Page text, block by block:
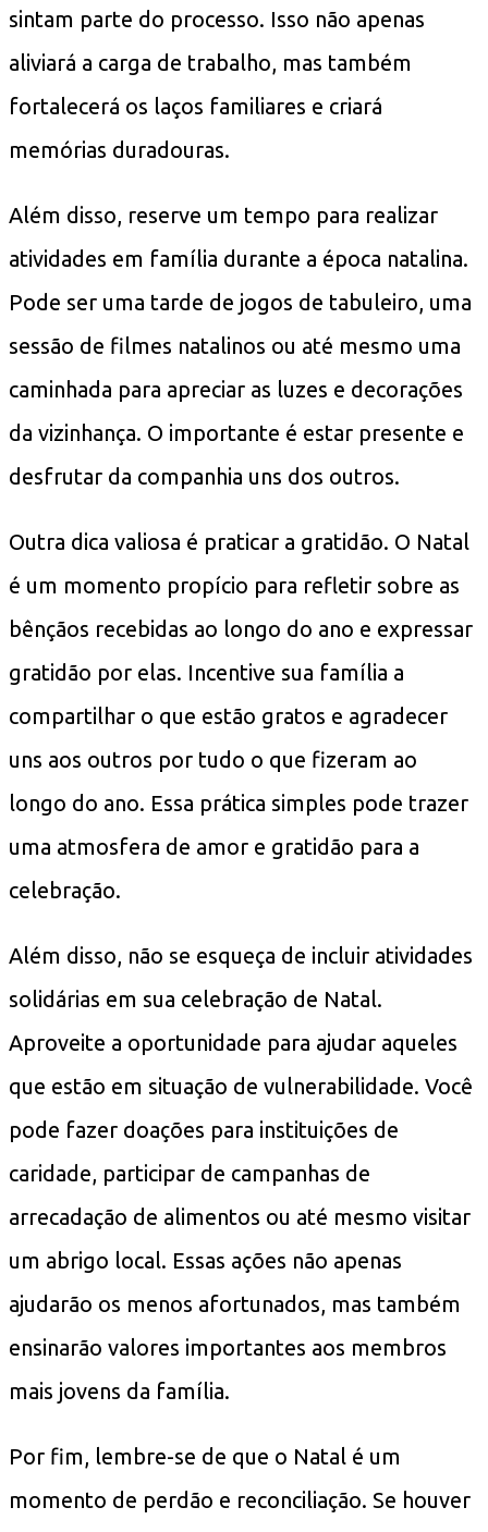
sintam parte do processo. Isso não apenas
aliviará a carga de trabalho, mas também
fortalecerá os laços familiares e criará
memórias duradouras.
Além disso, reserve um tempo para realizar
atividades em família durante a época natalina.
Pode ser uma tarde de jogos de tabuleiro, uma
sessão de filmes natalinos ou até mesmo uma
caminhada para apreciar as luzes e decorações
da vizinhança. O importante é estar presente e
desfrutar da companhia uns dos outros.
Outra dica valiosa é praticar a gratidão. O Natal
é um momento propício para refletir sobre as
bênçãos recebidas ao longo do ano e expressar
gratidão por elas. Incentive sua família a
compartilhar o que estão gratos e agradecer
uns aos outros por tudo o que fizeram ao
longo do ano. Essa prática simples pode trazer
uma atmosfera de amor e gratidão para a
celebração.
Além disso, não se esqueça de incluir atividades
solidárias em sua celebração de Natal.
Aproveite a oportunidade para ajudar aqueles
que estão em situação de vulnerabilidade. Você
pode fazer doações para instituições de
caridade, participar de campanhas de
arrecadação de alimentos ou até mesmo visitar
um abrigo local. Essas ações não apenas
ajudarão os menos afortunados, mas também
ensinarão valores importantes aos membros
mais jovens da família.
Por fim, lembre-se de que o Natal é um
momento de perdão e reconciliação. Se houver